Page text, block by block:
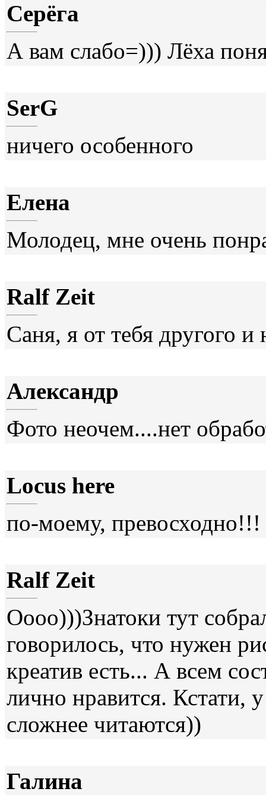
Серёга
А вам слабо=))) Лёха
SerG
ничего особенного
Елена
Молодец, мне очень
Ralf Zeit
Саня, я от тебя другого
Александр
Фото неочем....нет
Locus here
по-моему, превосходно!!!
Ralf Zeit
Оооо)))Знатоки тут
говорилось, что нужен
креатив есть... А всем
лично нравится. Кстати,
сложнее читаются))
Галина